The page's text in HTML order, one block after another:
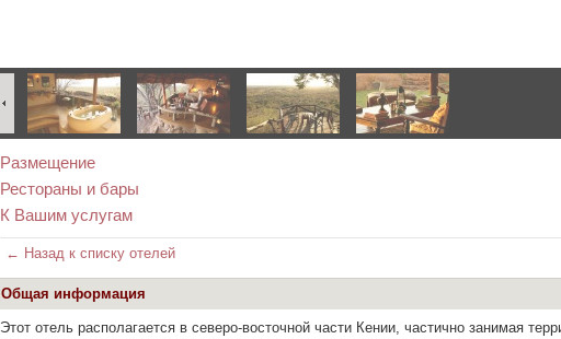
Размещение
Рестораны и бары
К Вашим услугам
← Назад к списку отелей
Общая информация
Этот отель располагается в северо-восточной части Кении, частично занимая